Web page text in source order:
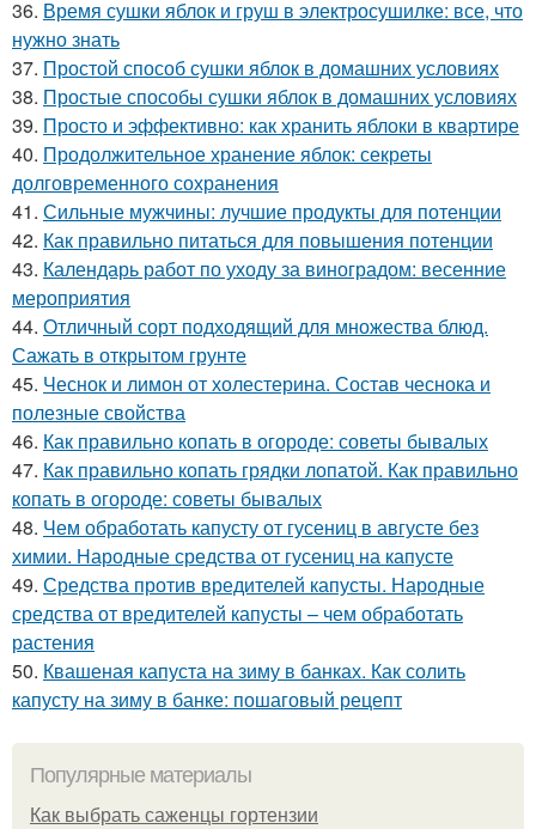
36. Время сушки яблок и груш в электросушилке: все, что
нужно знать
37. Простой способ сушки яблок в домашних условиях
38. Простые способы сушки яблок в домашних условиях
39. Просто и эффективно: как хранить яблоки в квартире
40. Продолжительное хранение яблок: секреты
долговременного сохранения
41. Сильные мужчины: лучшие продукты для потенции
42. Как правильно питаться для повышения потенции
43. Календарь работ по уходу за виноградом: весенние
мероприятия
44. Отличный сорт подходящий для множества блюд.
Сажать в открытом грунте
45. Чеснок и лимон от холестерина. Состав чеснока и
полезные свойства
46. Как правильно копать в огороде: советы бывалых
47. Как правильно копать грядки лопатой. Как правильно
копать в огороде: советы бывалых
48. Чем обработать капусту от гусениц в августе без
химии. Народные средства от гусениц на капусте
49. Средства против вредителей капусты. Народные
средства от вредителей капусты – чем обработать
растения
50. Квашеная капуста на зиму в банках. Как солить
капусту на зиму в банке: пошаговый рецепт
Популярные материалы
Как выбрать саженцы гортензии